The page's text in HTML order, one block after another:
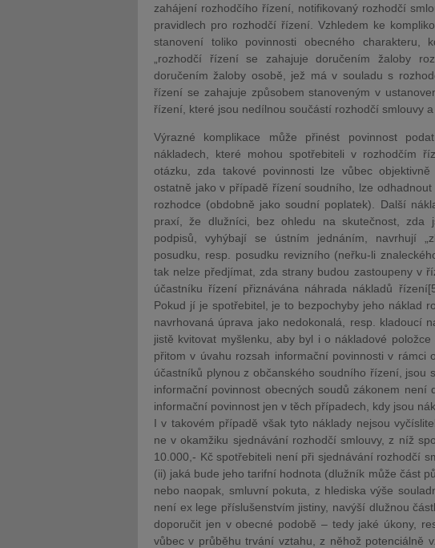
zahájení rozhodčího řízení, notifikovaný rozhodčí
pravidlech pro rozhodčí řízení. Vzhledem ke
stanovení toliko povinnosti obecného charakteru,
„rozhodčí řízení se zahajuje doručením žaloby
doručením žaloby osobě, jež má v souladu s
řízení se zahajuje způsobem stanoveným v
řízení, které jsou nedílnou součástí rozhodčí smlouvy
Výrazné komplikace může přinést povinnost
nákladech, které mohou spotřebiteli v rozhodčím
otázku, zda takové povinnosti lze vůbec
ostatně jako v případě řízení soudního, lze
rozhodce (obdobně jako soudní poplatek). Další
praxí, že dlužníci, bez ohledu na skutečnost, zda
podpisů, vyhýbají se ústním jednáním, navrhují
posudku, resp. posudku revizního (neřku-li
tak nelze předjímat, zda strany budou zastoupeny v
účastníku řízení přiznávána náhrada nákladů
Pokud jí je spotřebitel, je to bezpochyby jeho náklad
navrhovaná úprava jako nedokonalá, resp. kladoucí
jistě kvitovat myšlenku, aby byl i o nákladové
přitom v úvahu rozsah informační povinnosti v rámci
účastníků plynou z občanského soudního řízení, jsou
informační povinnost obecných soudů zákonem
informační povinnost jen v těch případech, kdy jsou
I v takovém případě však tyto náklady nejsou
ne v okamžiku sjednávání rozhodčí smlouvy, z níž
10.000,- Kč spotřebiteli není při sjednávání rozhodčí
(ii) jaká bude jeho tarifní hodnota (dlužník může část
nebo naopak, smluvní pokuta, z hlediska výše
není ex lege příslušenstvím jistiny, navýší dlužnou
doporučit jen v obecné podobě – tedy jaké úkony,
vůbec v průběhu trvání vztahu, z něhož potenciálně